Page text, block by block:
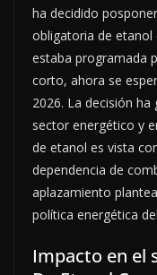
ha decidido
obligatoria de etanol
estaba programada
corto, ahora se
2026. La decisión
sector energético y
de etanol es vista
dependencia de
aplazamiento
política energética
Impacto en el